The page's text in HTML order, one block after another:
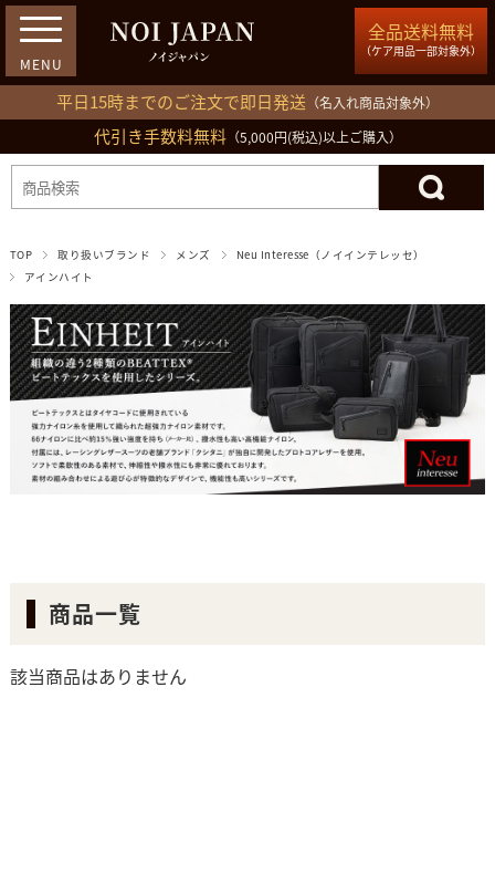
全品送料無料
（ケア用品一部対象外）
平日15時までのご注文で即日発送 （名入れ商品対象外）
代引き手数料無料（5,000円(税込)以上ご購入）
03-5809-1212
ログイン 会員登録 買い物カゴ
TOP 取り扱いブランド メンズ
Neu Interesse（ノイインテレッセ）
アインハイト
商品一覧
該当商品はありません